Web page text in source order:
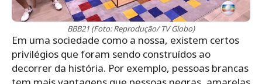
BBB21 (Foto: Reprodução/ TV Globo)
Em uma sociedade como a nossa, existem certos
privilégios que foram sendo construídos ao
decorrer da história. Por exemplo, pessoas brancas